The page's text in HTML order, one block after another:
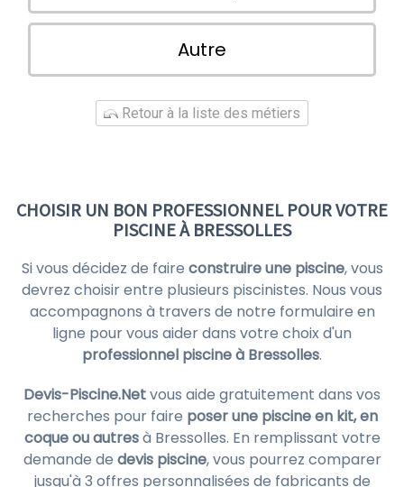
Autre
Retour à la liste des métiers
CHOISIR UN BON PROFESSIONNEL POUR VOTRE
PISCINE À BRESSOLLES
Si vous décidez de faire construire une piscine, vous
devrez choisir entre plusieurs piscinistes. Nous vous
accompagnons à travers de notre formulaire en
ligne pour vous aider dans votre choix d'un
professionnel piscine à Bressolles.
Devis-Piscine.Netvous aide gratuitement dans vos
recherches pour faire poser une piscine en kit, en
coque ou autresà Bressolles. En remplissant votre
demande de devis piscine, vous pourrez comparer
jusqu'à 3 offres personnalisées de fabricants de